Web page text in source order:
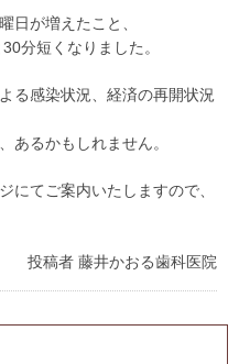
日が増えたこと、
分短くなりました。
る感染状況、経済の再開状況
あるかもしれません。
にてご案内いたしますので、
投稿者 藤井かおる歯科医院